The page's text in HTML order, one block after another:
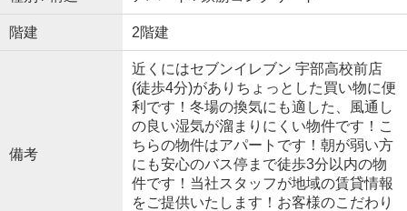
階建 2階建
備考
近くにはセブンイレブン 宇部高校前店
(徒歩4分)がありちょっとした買い物に便
利です！冬場の換気にも適した、風通し
の良い湿気が溜まりにくい物件です！こ
ちらの物件はアパートです！朝が弱い方
にも安心のバス停まで徒歩3分以内の物
件です！当社スタッフが地域の賃貸情報
をご提供いたします！お客様のこだわり